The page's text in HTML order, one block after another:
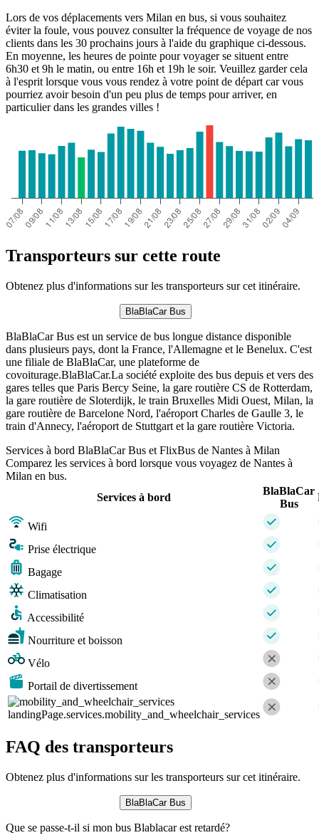
Lors de vos déplacements vers Milan en bus, si vous souhaitez
éviter la foule, vous pouvez consulter la fréquence de voyage de nos
clients dans les 30 prochains jours à l'aide du graphique ci-dessous.
En moyenne, les heures de pointe pour voyager se situent entre
6h30 et 9h le matin, ou entre 16h et 19h le soir. Veuillez garder cela
à l'esprit lorsque vous vous rendez à votre point de départ car vous
pourriez avoir besoin d'un peu plus de temps pour arriver, en
particulier dans les grandes villes !
Transporteurs sur cette route
Obtenez plus d'informations sur les transporteurs sur cet itinéraire.
BlaBlaCar Bus
BlaBlaCar Bus est un service de bus longue distance disponible
dans plusieurs pays, dont la France, l'Allemagne et le Benelux. C'est
une filiale de BlaBlaCar, une plateforme de
covoiturage.BlaBlaCar.La société exploite des bus depuis et vers des
gares telles que Paris Bercy Seine, la gare routière CS de Rotterdam,
la gare routière de Sloterdijk, le train Bruxelles Midi Ouest, Milan, la
gare routière de Barcelone Nord, l'aéroport Charles de Gaulle 3, le
train d'Annecy, l'aéroport de Stuttgart et la gare routière Victoria.
Services à bord BlaBlaCar Bus et FlixBus de Nantes à Milan
Comparez les services à bord lorsque vous voyagez de Nantes à
Milan en bus.
Services à bord
BlaBlaCar
Bus
Wifi
Prise électrique
Bagage
Climatisation
Accessibilité
Nourriture et boisson
Vélo
Portail de divertissement
landingPage.services.mobility_and_wheelchair_services
FAQ des transporteurs
Obtenez plus d'informations sur les transporteurs sur cet itinéraire.
BlaBlaCar Bus
Que se passe-t-il si mon bus Blablacar est retardé?